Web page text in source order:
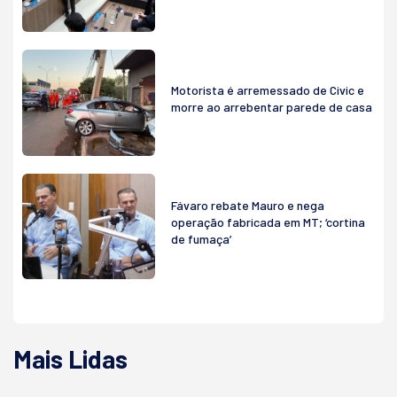
Motorista é arremessado de Civic e
morre ao arrebentar parede de casa
Fávaro rebate Mauro e nega
operação fabricada em MT; ‘cortina
de fumaça’
Mais Lidas